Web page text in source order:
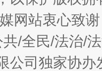
网站衷心致
/全民/法治/
公司独家协